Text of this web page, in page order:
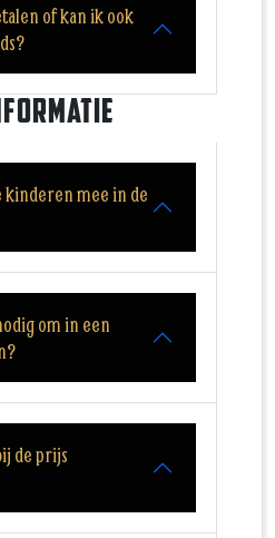
of kan ik ook
mee in de
om in een
de prijs